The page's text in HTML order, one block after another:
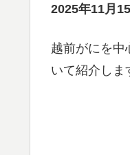
2025年11月
越前がにを中
いて紹介しま